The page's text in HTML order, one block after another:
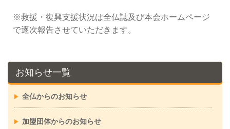
※救援・復興支援状況は全仏誌及び本会ホームページ
で逐次報告させていただきます。
お知らせ一覧
全仏からのお知らせ
加盟団体からのお知らせ